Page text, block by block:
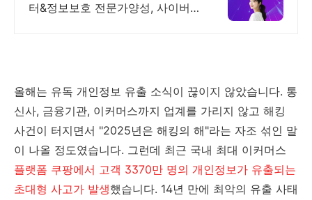
터&정보보호 전문가양성, 사이버
올해는 유독 개인정보 유출 소식이 끊이지 않았습니다. 통
신사, 금융기관, 이커머스까지 업계를 가리지 않고 해킹
사건이 터지면서 "2025년은 해킹의 해"라는 자조 섞인 말
이 나올 정도였습니다. 그런데 최근 국내 최대 이커머스
플랫폼 쿠팡에서 고객 3370만 명의 개인정보가 유출되는
초대형 사고가 발생했습니다. 14년 만에 최악의 유출 사태